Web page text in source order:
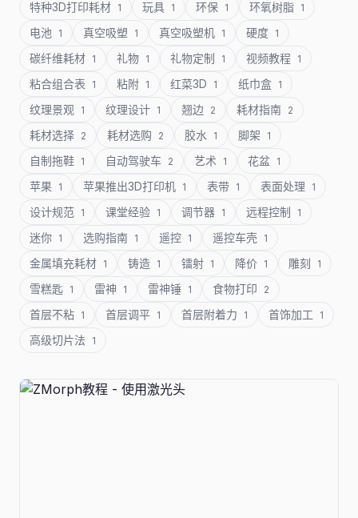
特种3D打印耗材 1 玩具 1 环保 1 环氧树脂 1
电池 1 真空吸塑 1 真空吸塑机 1 硬度 1
碳纤维耗材 1 礼物 1 礼物定制 1 视频教程 1
粘合组合表 1 粘附 1 红菜3D 1 纸巾盒 1
纹理景观 1 纹理设计 1 翘边 2 耗材指南 2
耗材选择 2 耗材选购 2 胶水 1 脚架 1
自制拖鞋 1 自动驾驶车 2 艺术 1 花盆 1
苹果 1 苹果推出3D打印机 1 表带 1 表面处理 1
设计规范 1 课堂经验 1 调节器 1 远程控制 1
迷你 1 选购指南 1 遥控 1 遥控车壳 1
金属填充耗材 1 铸造 1 镭射 1 降价 1 雕刻 1
雪糕匙 1 雷神 1 雷神锤 1 食物打印 2
首层不粘 1 首层调平 1 首层附着力 1 首饰加工 1
高级切片法 1